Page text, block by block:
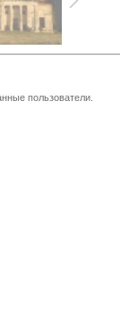
пользователи.